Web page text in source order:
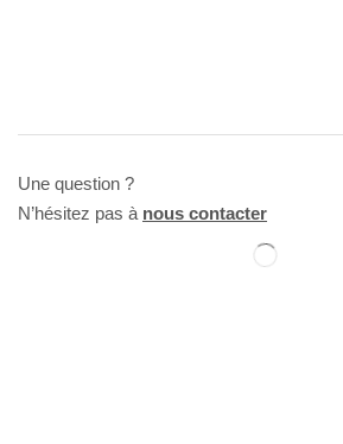
Une question ?
N’hésitez pas à nous contacter